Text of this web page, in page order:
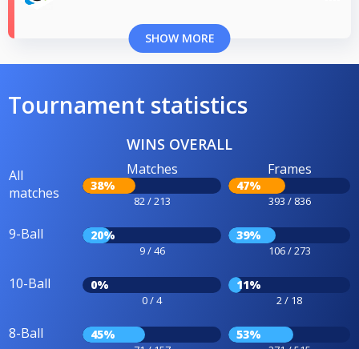
SHOW MORE
Tournament statistics
WINS OVERALL
All
matches
Matches
38%
82 / 213
Frames
47%
393 / 836
9-Ball 20%
9 / 46
39%
106 / 273
10-Ball 0%
0 / 4
11%
2 / 18
8-Ball 45% 53%